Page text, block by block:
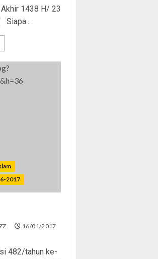
1438 H/ 23
Siapa...
2017
16/01/2017
482/tahun ke-